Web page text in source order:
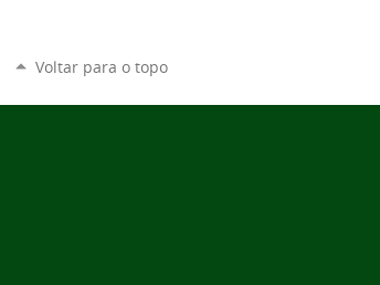
Voltar para o topo